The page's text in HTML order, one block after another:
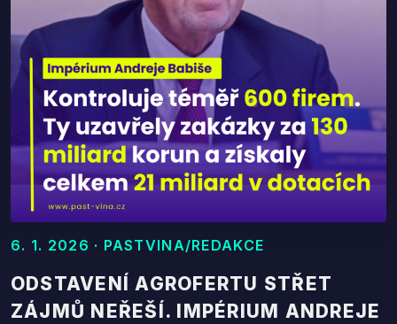
6. 1. 2026 · PASTVINA/REDAKCE
ODSTAVENÍ AGROFERTU STŘET
ZÁJMŮ NEŘEŠÍ. IMPÉRIUM ANDREJE